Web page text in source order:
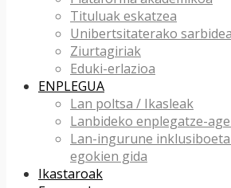
Tituluak eskatzea
Unibertsitaterako
Ziurtagiriak
Eduki-erlazioa
ENPLEGUA
Lan poltsa / Ikasleak
Lanbideko enplegatze-
Lan-ingurune
egokien gida
Ikastaroak